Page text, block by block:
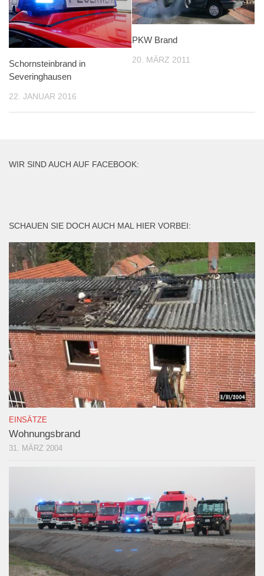
Schornsteinbrand in
Severinghausen
22. JANUAR 2016
PKW Brand
20. MÄRZ 2011
WIR SIND AUCH AUF FACEBOOK:
SCHAUEN SIE DOCH AUCH MAL HIER VORBEI:
EINSÄTZE
Wohnungsbrand
31. MÄRZ 2004